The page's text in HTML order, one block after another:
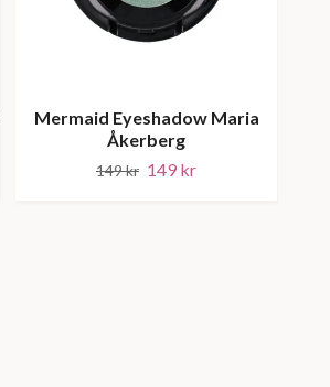
Mermaid Eyeshadow Maria
Åkerberg
149 kr 149 kr